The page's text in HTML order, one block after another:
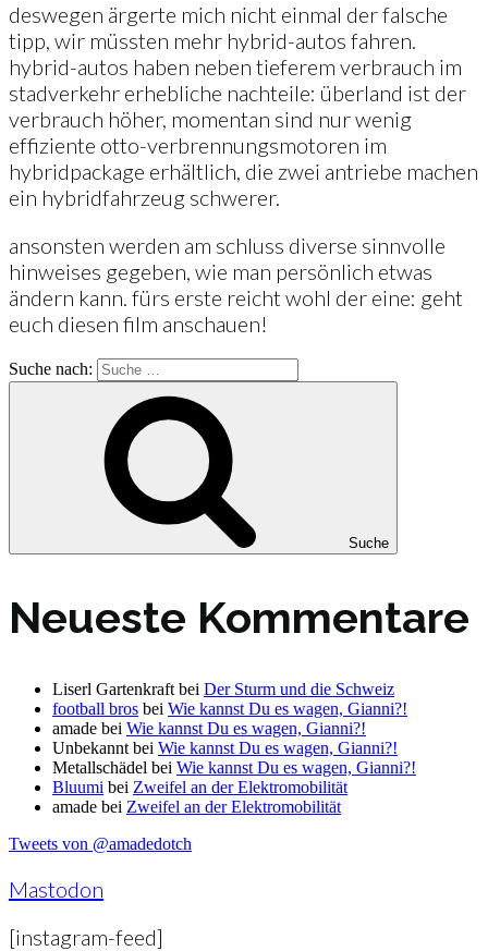
deswegen ärgerte mich nicht einmal der falsche
tipp, wir müssten mehr hybrid-autos fahren.
hybrid-autos haben neben tieferem verbrauch im
stadverkehr erhebliche nachteile: überland ist der
verbrauch höher, momentan sind nur wenig
effiziente otto-verbrennungsmotoren im
hybridpackage erhältlich, die zwei antriebe machen
ein hybridfahrzeug schwerer.
ansonsten werden am schluss diverse sinnvolle
hinweises gegeben, wie man persönlich etwas
ändern kann. fürs erste reicht wohl der eine: geht
euch diesen film anschauen!
Suche nach:
Suche
Neueste Kommentare
Liserl Gartenkraft bei Der Sturm und die Schweiz
football bros bei Wie kannst Du es wagen, Gianni?!
amade bei Wie kannst Du es wagen, Gianni?!
Unbekannt bei Wie kannst Du es wagen, Gianni?!
Metallschädel bei Wie kannst Du es wagen, Gianni?!
Bluumi bei Zweifel an der Elektromobilität
amade bei Zweifel an der Elektromobilität
Tweets von @amadedotch
Mastodon
[instagram-feed]